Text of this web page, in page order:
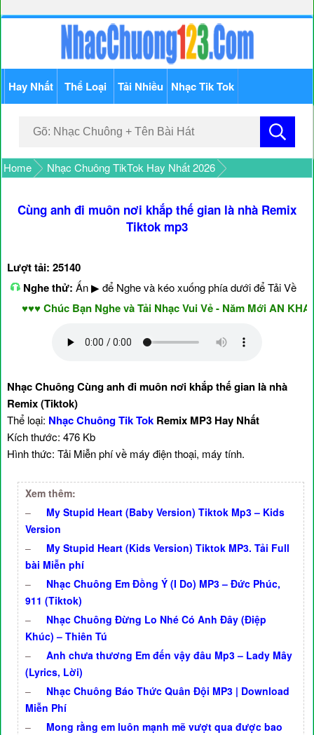
Hay Nhất Thể Loại Tải Nhiều Nhạc Tik Tok
Home Nhạc Chuông TikTok Hay Nhất 2026
Cùng anh đi muôn nơi khắp thế gian là nhà Remix
Tiktok mp3
Lượt tải: 25140
Nghe thử: Ấn ▶ để Nghe và kéo xuống phía dưới để Tải Về
♥♥♥ Chúc Bạn Nghe và Tải Nhạc Vui Vẻ - Năm Mới AN KHANG
Nhạc Chuông Cùng anh đi muôn nơi khắp thế gian là nhà
Remix (Tiktok)
Thể loại: Nhạc Chuông Tik Tok Remix MP3 Hay Nhất
Kích thước: 476 Kb
Hình thức: Tải Miễn phí về máy điện thoại, máy tính.
Xem thêm:
–
My Stupid Heart (Baby Version) Tiktok Mp3 – Kids
Version
–
My Stupid Heart (Kids Version) Tiktok MP3. Tải Full
bài Miễn phí
–
Nhạc Chuông Em Đồng Ý (I Do) MP3 – Đức Phúc,
911 (Tiktok)
–
Nhạc Chuông Đừng Lo Nhé Có Anh Đây (Điệp
Khúc) – Thiên Tú
–
Anh chưa thương Em đến vậy đâu Mp3 – Lady Mây
(Lyrics, Lời)
–
Nhạc Chuông Báo Thức Quân Đội MP3 | Download
Miễn Phí
–
Mong rằng em luôn mạnh mẽ vượt qua được bao